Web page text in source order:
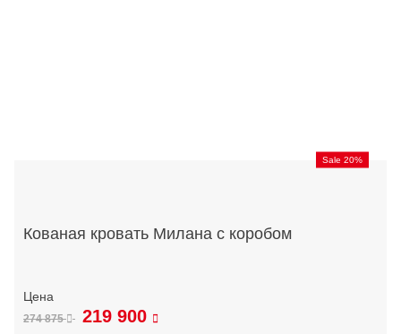
Sale 20%
Кованая кровать Милана с коробом
274 875 219 900